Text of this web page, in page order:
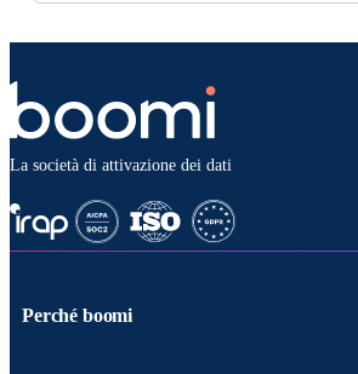
La società di attivazione dei dati
Perché boomi